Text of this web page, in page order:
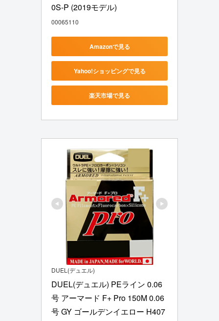
0S-P (2019モデル)
00065110
Amazonで見る
Yahoo!ショッピングで見る
楽天市場で見る
DUEL(デュエル)
DUEL(デュエル) PEライン 0.06
号 アーマード F+ Pro 150M 0.06
号 GY ゴールデンイエロー H407